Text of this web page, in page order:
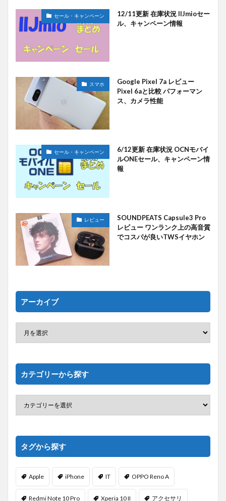
セール・キャンペーン
12/11更新 在庫状況 IIJmioセー
ル、キャンペーン情報
スマホ
Google Pixel 7a レビュー
Pixel 6aと比較 パフォーマン
ス、カメラ性能
セール・キャンペーン
6/12更新 在庫状況 OCNモバイ
ルONEセール、キャンペーン情
報
レビュー
SOUNDPEATS Capsule3 Pro
レビュー ワンランク上の高音質
でコスパが良いTWSイヤホン
アーカイブ
カテゴリーから探す
タグから探す
Apple iPhone IT OPPO Reno A
Redmi Note 10 Pro Xperia 10 II アクセサリ